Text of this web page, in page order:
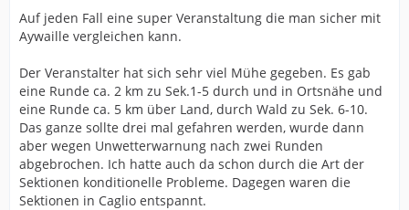
Auf jeden Fall eine super Veranstaltung die man sicher mit
Aywaille vergleichen kann.
Der Veranstalter hat sich sehr viel Mühe gegeben. Es gab
eine Runde ca. 2 km zu Sek.1-5 durch und in Ortsnähe und
eine Runde ca. 5 km über Land, durch Wald zu Sek. 6-10.
Das ganze sollte drei mal gefahren werden, wurde dann
aber wegen Unwetterwarnung nach zwei Runden
abgebrochen. Ich hatte auch da schon durch die Art der
Sektionen konditionelle Probleme. Dagegen waren die
Sektionen in Caglio entspannt.